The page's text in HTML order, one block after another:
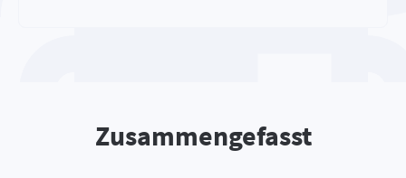
Zusammengefasst